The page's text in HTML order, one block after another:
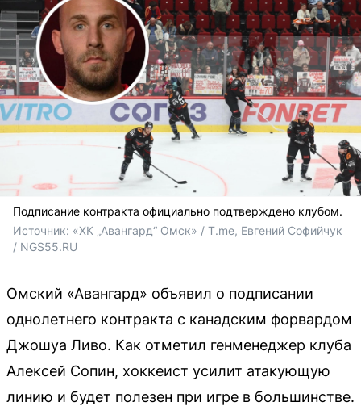
Подписание контракта официально подтверждено клубом.
Источник: «ХК „Авангард“ Омск» / T.me, Евгений Софийчук
/ NGS55.RU
Омский «Авангард» объявил о подписании
однолетнего контракта с канадским форвардом
Джошуа Ливо. Как отметил генменеджер клуба
Алексей Сопин, хоккеист усилит атакующую
линию и будет полезен при игре в большинстве.